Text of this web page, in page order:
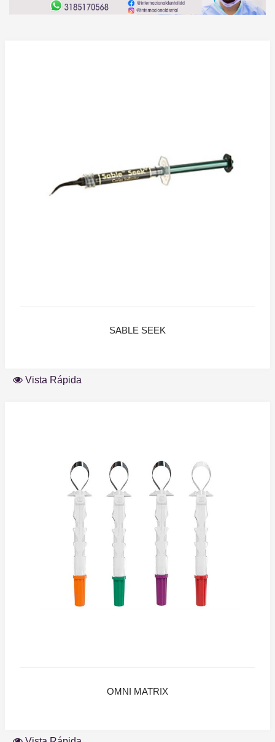
SABLE SEEK
Vista Rápida
OMNI MATRIX